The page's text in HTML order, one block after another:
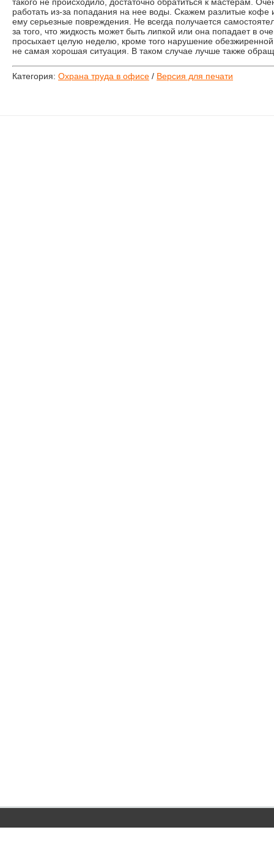
работать из-за попадания на нее воды. Скажем разлитые кофе
ему серьезные повреждения. Не всегда получается
за того, что жидкость может быть липкой или она попадает в
просыхает целую неделю, кроме того нарушение
не самая хорошая ситуация. В таком случае лучше также
Категория: Охрана труда в офисе / Версия для печати